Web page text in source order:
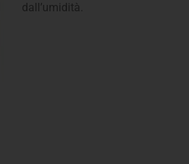
dall’umidità.